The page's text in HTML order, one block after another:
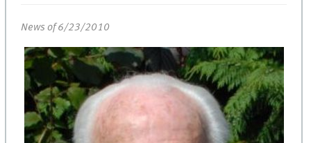
News of 6/23/2010